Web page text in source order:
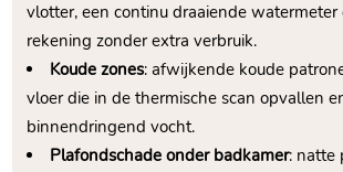
vlotter, een continu draaiende
rekening zonder extra verbruik.​
Koude zones: afwijkende koude
vloer die in de thermische scan opvallen
binnendringend vocht.​
Plafondschade onder badkamer: natte